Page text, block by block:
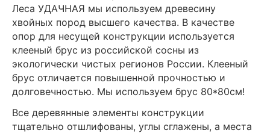
Леса УДАЧНАЯ мы используем древесину
хвойных пород высшего качества. В качестве
опор для несущей конструкции используется
клееный брус из российской сосны из
экологически чистых регионов России. Клееный
брус отличается повышенной прочностью и
долговечностью. Мы используем брус 80*80см!
Все деревянные элементы конструкции
тщательно отшлифованы, углы сглажены, а места